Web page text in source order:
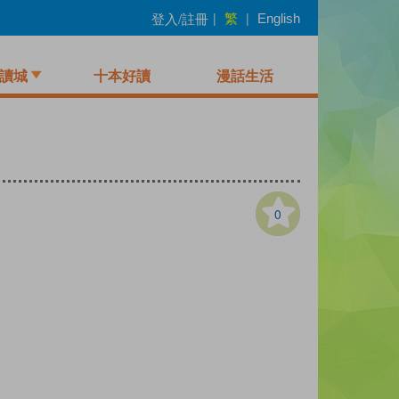
登入/註冊 | 繁 | English
城 十本好讀 漫話生活
0